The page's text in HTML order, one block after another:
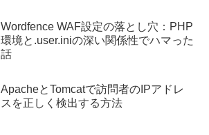
Wordfence WAF設定の落とし穴：PHP
環境と.user.iniの深い関係性でハマった
話
ApacheとTomcatで訪問者のIPアドレ
スを正しく検出する方法